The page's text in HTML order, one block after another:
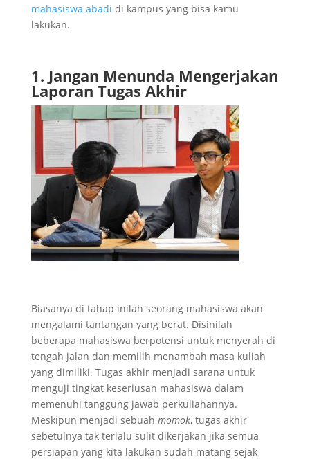
mahasiswa abadi di kampus yang bisa kamu
lakukan.
1. Jangan Menunda Mengerjakan
Laporan Tugas Akhir
Biasanya di tahap inilah seorang mahasiswa akan
mengalami tantangan yang berat. Disinilah
beberapa mahasiswa berpotensi untuk menyerah di
tengah jalan dan memilih menambah masa kuliah
yang dimiliki. Tugas akhir menjadi sarana untuk
menguji tingkat keseriusan mahasiswa dalam
memenuhi tanggung jawab perkuliahannya.
Meskipun menjadi sebuah momok, tugas akhir
sebetulnya tak terlalu sulit dikerjakan jika semua
persiapan yang kita lakukan sudah matang sejak